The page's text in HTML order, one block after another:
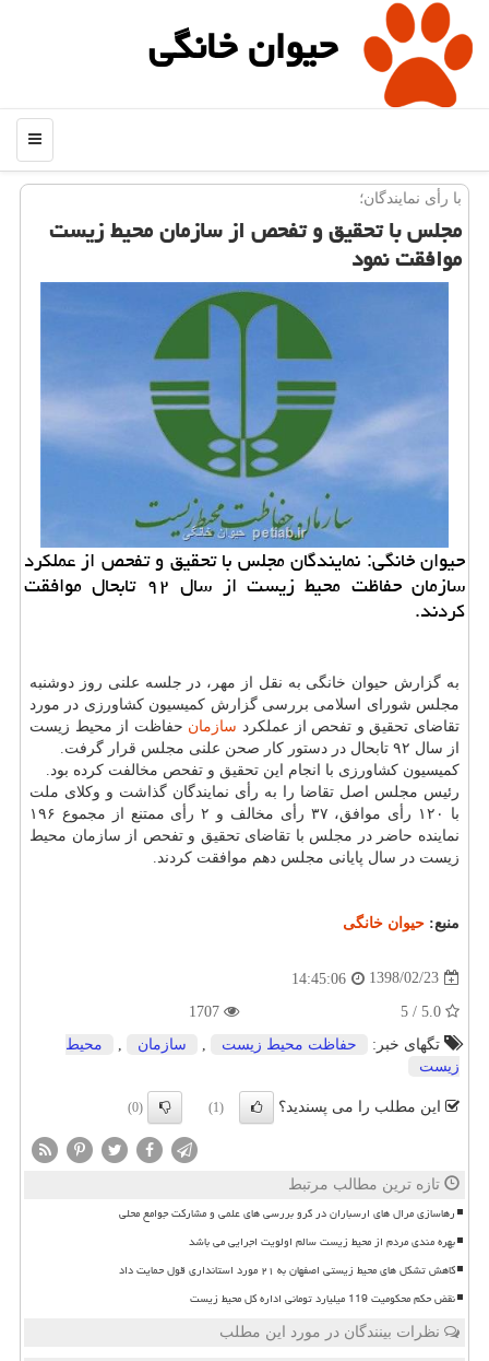
حیوان خانگی
منو
با رأی نمایندگان؛
مجلس با تحقیق و تفحص از سازمان محیط زیست
موافقت نمود
حیوان خانگی: نمایندگان مجلس با تحقیق و تفحص از عملكرد
سازمان حفاظت محیط زیست از سال ۹۲ تابحال موافقت
كردند.
به گزارش حیوان خانگی به نقل از مهر، در جلسه علنی روز دوشنبه
مجلس شورای اسلامی بررسی گزارش كمیسیون كشاورزی در مورد
تقاضای تحقیق و تفحص از عملكرد سازمان حفاظت از محیط زیست
از سال ۹۲ تابحال در دستور كار صحن علنی مجلس قرار گرفت.
كمیسیون كشاورزی با انجام این تحقیق و تفحص مخالفت كرده بود.
رئیس مجلس اصل تقاضا را به رأی نمایندگان گذاشت و وكلای ملت
با ۱۲۰ رأی موافق، ۳۷ رأی مخالف و ۲ رأی ممتنع از مجموع ۱۹۶
نماینده حاضر در مجلس با تقاضای تحقیق و تفحص از سازمان محیط
زیست در سال پایانی مجلس دهم موافقت كردند.
منبع: حیوان خانگی
1398/02/23
14:45:06
تگهای خبر:
حفاظت محیط زیست سازمان
محیط
زیست
این مطلب را می پسندید؟ (1)
(0)
تازه ترین مطالب مرتبط
رهاسازی مرال های ارسباران در گرو بررسی های علمی و مشارکت جوامع محلی
بهره مندی مردم از محیط زیست سالم اولویت اجرایی می باشد
کاهش تشکل های محیط زیستی اصفهان به ۲۱ مورد استانداری قول حمایت داد
نقض حکم محکومیت 119 میلیارد تومانی اداره کل محیط زیست
نظرات بینندگان در مورد این مطلب